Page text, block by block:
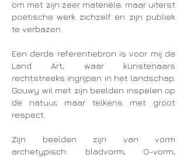
om met zijn zeer materiële, maar uiterst
poëtische werk zichzelf en zijn publiek
te verbazen.
Een derde referentiebron is voor mij de
Land Art, waar kunstenaars
rechtstreeks ingrijpen in het landschap.
Gouwy wil met zijn beelden inspelen op
de natuur, maar telkens met groot
respect.
Zijn beelden zijn van vorm
archetypisch: bladvorm, O-vorm,